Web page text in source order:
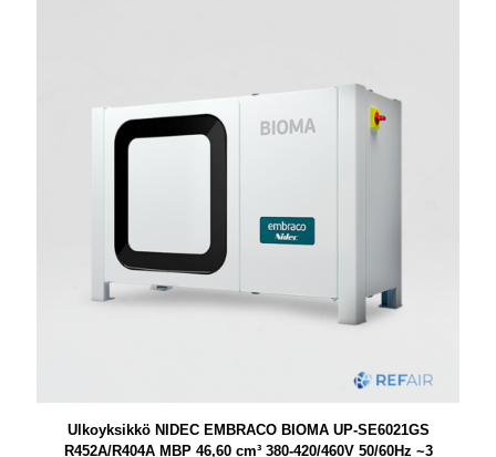
Ulkoyksikkö NIDEC EMBRACO BIOMA UP-SE6021GS
R452A/R404A MBP 46,60 cm³ 380-420/460V 50/60Hz ~3